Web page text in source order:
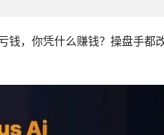
，你凭什么赚钱？操盘手都